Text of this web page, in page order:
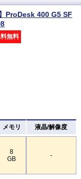
ProDesk 400 G5 SF
無料
メモリ 液晶/解像度
8
GB
-